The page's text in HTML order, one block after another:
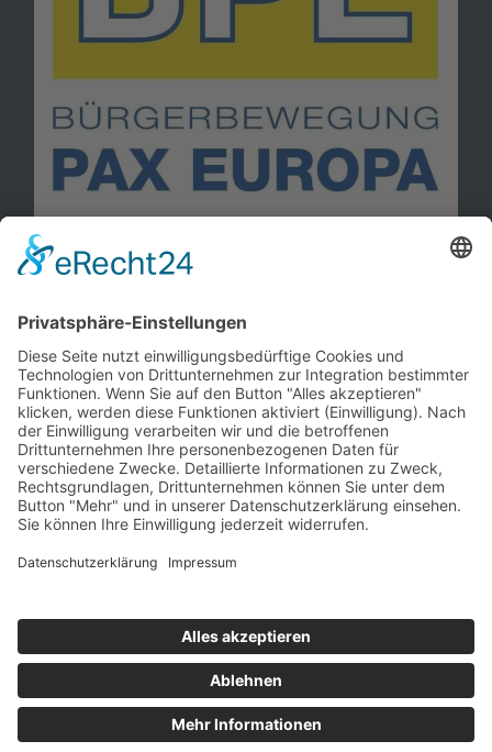
Kontakt
Mitglied werden!
Impressum
Datenschutz
Copyright 2023. All rights reserved.